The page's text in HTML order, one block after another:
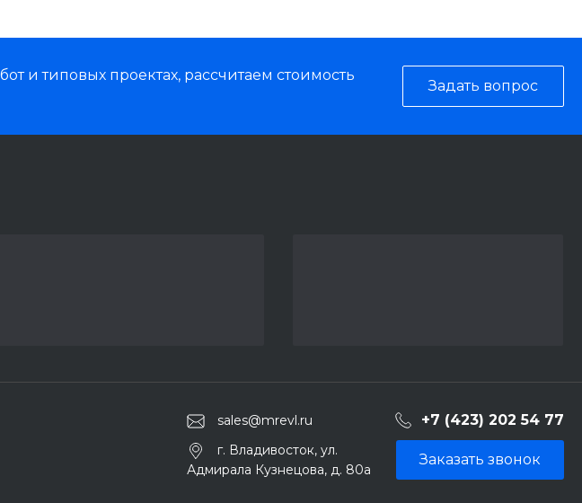
и типовых проектах, рассчитаем стоимость
Задать вопрос
sales@mrevl.ru +7 (423) 202 54 77
г. Владивосток, ул.
Адмирала Кузнецова, д. 80а
Заказать звонок